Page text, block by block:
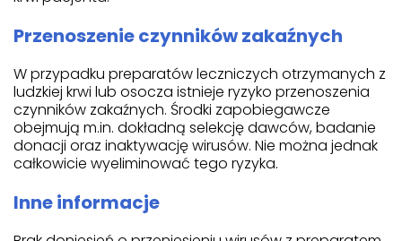
Przenoszenie czynników zakaźnych
W przypadku preparatów leczniczych otrzymanych z
ludzkiej krwi lub osocza istnieje ryzyko przenoszenia
czynników zakaźnych. Środki zapobiegawcze
obejmują m.in. dokładną selekcję dawców, badanie
donacji oraz inaktywację wirusów. Nie można jednak
całkowicie wyeliminować tego ryzyka.
Inne informacje